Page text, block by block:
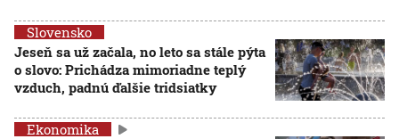
Slovensko
Jeseň sa už začala, no leto sa stále pýta
o slovo: Prichádza mimoriadne teplý
vzduch, padnú ďalšie tridsiatky
Ekonomika